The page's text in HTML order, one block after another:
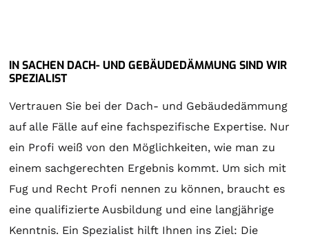
IN SACHEN DACH- UND GEBÄUDEDÄMMUNG SIND WIR
SPEZIALIST
Vertrauen Sie bei der Dach- und Gebäudedämmung
auf alle Fälle auf eine fachspezifische Expertise. Nur
ein Profi weiß von den Möglichkeiten, wie man zu
einem sachgerechten Ergebnis kommt. Um sich mit
Fug und Recht Profi nennen zu können, braucht es
eine qualifizierte Ausbildung und eine langjährige
Kenntnis. Ein Spezialist hilft Ihnen ins Ziel: Die